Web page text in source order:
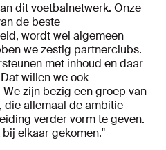
dit voetbalnetwerk. Onze
de beste
wordt wel algemeen
we zestig partnerclubs.
met inhoud en daar
willen we ook
zijn bezig een groep van
die allemaal de ambitie
verder vorm te geven.
elkaar gekomen."